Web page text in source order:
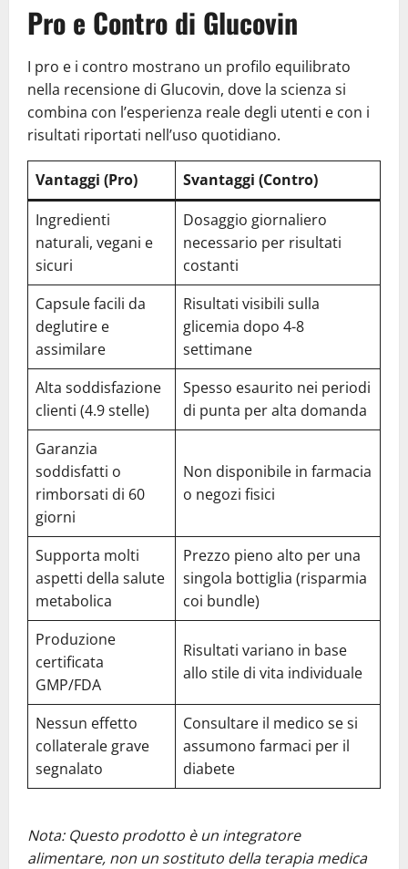
Pro e Contro di Glucovin
I pro e i contro mostrano un profilo equilibrato
nella recensione di Glucovin, dove la scienza si
combina con l’esperienza reale degli utenti e con i
risultati riportati nell’uso quotidiano.
Vantaggi (Pro)
Svantaggi (Contro)
Ingredienti
naturali, vegani e
sicuri
Dosaggio giornaliero
necessario per risultati
costanti
Capsule facili da
deglutire e
assimilare
Risultati visibili sulla
glicemia dopo 4-8
settimane
Alta soddisfazione
clienti (4.9 stelle)
Spesso esaurito nei periodi
di punta per alta domanda
Garanzia
soddisfatti o
rimborsati di 60
giorni
Non disponibile in farmacia
o negozi fisici
Supporta molti
aspetti della salute
metabolica
Prezzo pieno alto per una
singola bottiglia (risparmia
coi bundle)
Produzione
certificata
GMP/FDA
Risultati variano in base
allo stile di vita individuale
Nessun effetto
collaterale grave
segnalato
Consultare il medico se si
assumono farmaci per il
diabete
Nota: Questo prodotto è un integratore
alimentare, non un sostituto della terapia medica